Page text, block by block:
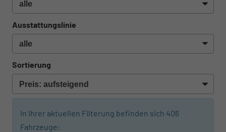
Ausstattungslinie
Sortierung
In Ihrer aktuellen Filterung befinden sich 406
Fahrzeuge: